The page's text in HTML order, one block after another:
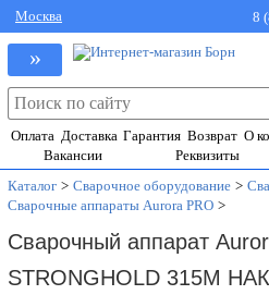
Москва 8
»
Оплата Доставка Гарантия Возврат О
Вакансии
Реквизиты
Каталог > Сварочное оборудование >
Сварочные аппараты Aurora PRO >
Сварочный аппарат
STRONGHOLD 315M